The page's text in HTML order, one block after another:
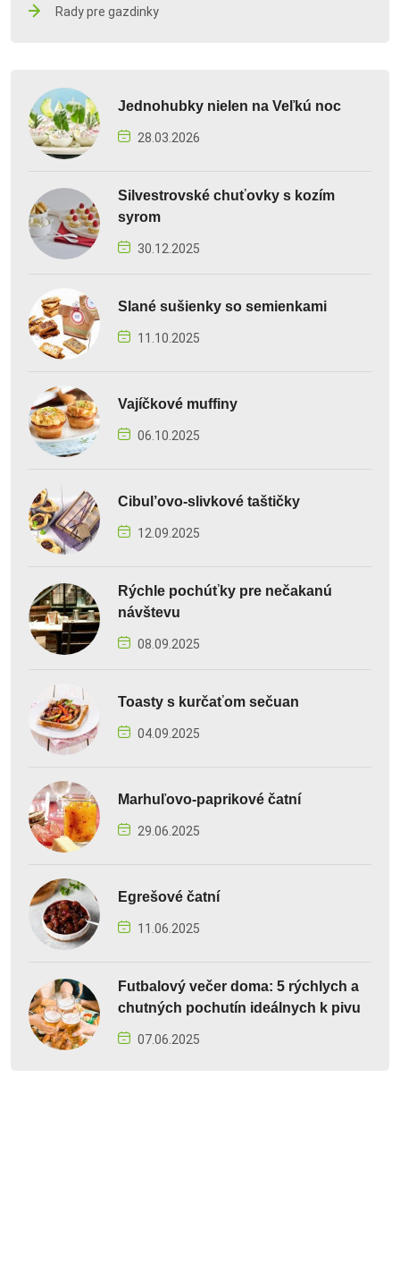
Rady pre gazdinky
Jednohubky nielen na Veľkú noc
28.03.2026
Silvestrovské chuťovky s kozím
syrom
30.12.2025
Slané sušienky so semienkami
11.10.2025
Vajíčkové muffiny
06.10.2025
Cibul’ovo-slivkové taštičky
12.09.2025
Rýchle pochúťky pre nečakanú
návštevu
08.09.2025
Toasty s kurčaťom sečuan
04.09.2025
Marhuľovo-paprikové čatní
29.06.2025
Egrešové čatní
11.06.2025
Futbalový večer doma: 5 rýchlych a
chutných pochutín ideálnych k pivu
07.06.2025